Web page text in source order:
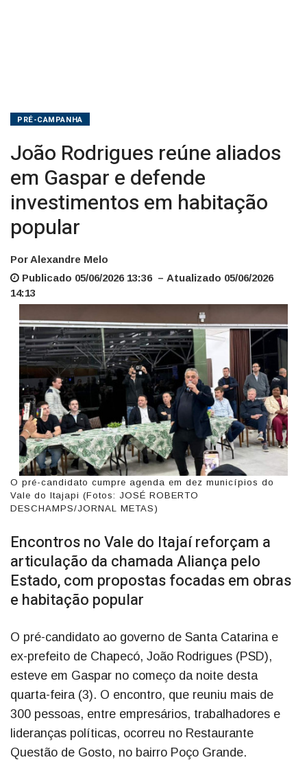
PRÉ-CAMPANHA
João Rodrigues reúne aliados
em Gaspar e defende
investimentos em habitação
popular
Por Alexandre Melo
Publicado 05/06/2026 13:36 – Atualizado 05/06/2026
14:13
O pré-candidato cumpre agenda em dez municípios do
Vale do Itajapi (Fotos: JOSÉ ROBERTO
DESCHAMPS/JORNAL METAS)
Encontros no Vale do Itajaí reforçam a
articulação da chamada Aliança pelo
Estado, com propostas focadas em obras
e habitação popular
O pré-candidato ao governo de Santa Catarina e
ex-prefeito de Chapecó, João Rodrigues (PSD),
esteve em Gaspar no começo da noite desta
quarta-feira (3). O encontro, que reuniu mais de
300 pessoas, entre empresários, trabalhadores e
lideranças políticas, ocorreu no Restaurante
Questão de Gosto, no bairro Poço Grande.